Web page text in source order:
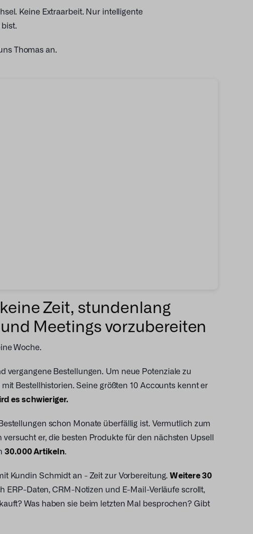
Keine Extraarbeit. Nur intelligente
Thomas an.
Zeit, stundenlang
Meetings vorzubereiten
Woche.
vergangene Bestellungen. Um neue Potenziale zu
Bestellhistorien. Seine größten 10 Accounts kennt er
es schwieriger.
schon Monate überfällig ist. Vermutlich zum
er, die besten Produkte für den nächsten Upsell
30.000 Artikeln.
Kundin Schmidt an - Zeit zur Vorbereitung.Weitere 30
ERP-Daten, CRM-Notizen und E-Mail-Verläufe scrollt,
Was haben sie beim letzten Mal besprochen? Gibt